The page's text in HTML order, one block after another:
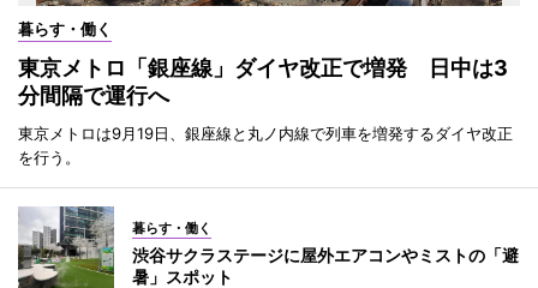
暮らす・働く
東京メトロ「銀座線」ダイヤ改正で増発 日中は3
分間隔で運行へ
東京メトロは9月19日、銀座線と丸ノ内線で列車を増発するダイヤ改正
を行う。
暮らす・働く
渋谷サクラステージに屋外エアコンやミストの「避
暑」スポット